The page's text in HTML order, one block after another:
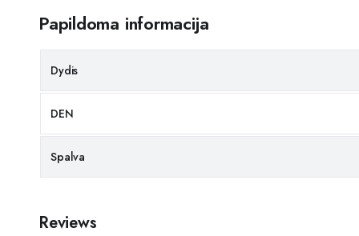
Papildoma informacija
Dydis
DEN
Spalva
Reviews